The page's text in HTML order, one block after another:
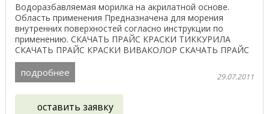
Водоразбавляемая морилка на акрилатной основе.
Область применения Предназначена для морения
внутренних поверхностей согласно инструкции по
применению. СКАЧАТЬ ПРАЙС КРАСКИ ТИККУРИЛА
СКАЧАТЬ ПРАЙС КРАСКИ ВИВАКОЛОР СКАЧАТЬ ПРАЙС
Perma-Chink ПЕРМАЧИНК ...
подробнее 29.07.2011
оставить заявку